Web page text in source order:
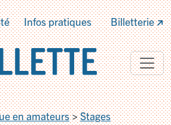
Infos pratiques Billetterie
en amateurs>Stages